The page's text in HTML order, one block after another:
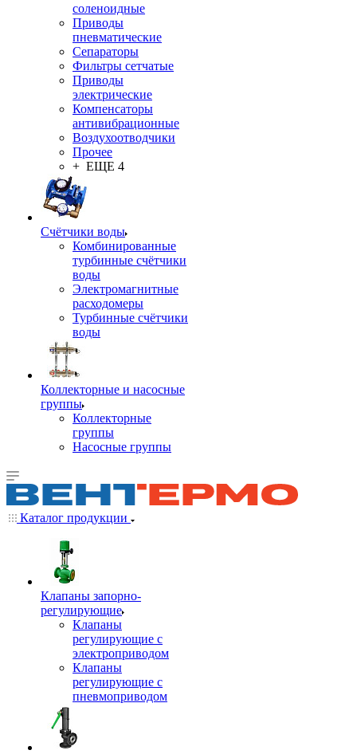
соленоидные
Приводы
пневматические
Сепараторы
Фильтры сетчатые
Приводы
электрические
Компенсаторы
антивибрационные
Воздухоотводчики
Прочее
+ ЕЩЕ 4
Счётчики воды
Комбинированные
турбинные счётчики
воды
Электромагнитные
расходомеры
Турбинные счётчики
воды
Коллекторные и насосные
группы
Коллекторные
группы
Насосные группы
Каталог продукции
Клапаны запорно-
регулирующие
Клапаны
регулирующие с
электроприводом
Клапаны
регулирующие с
пневмоприводом